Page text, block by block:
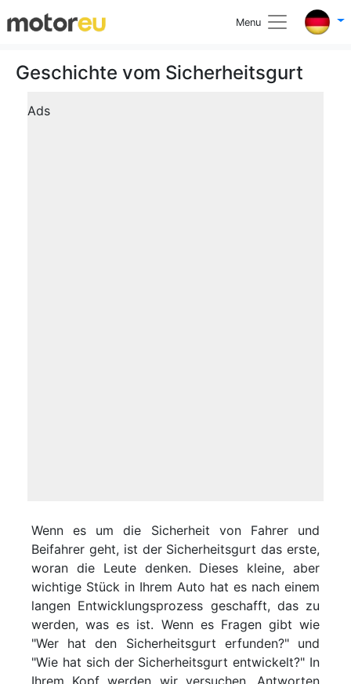
Menu
Geschichte vom Sicherheitsgurt
Ads
Wenn es um die Sicherheit von Fahrer und
Beifahrer geht, ist der Sicherheitsgurt das erste,
woran die Leute denken. Dieses kleine, aber
wichtige Stück in Ihrem Auto hat es nach einem
langen Entwicklungsprozess geschafft, das zu
werden, was es ist. Wenn es Fragen gibt wie
"Wer hat den Sicherheitsgurt erfunden?" und
"Wie hat sich der Sicherheitsgurt entwickelt?" In
Ihrem Kopf werden wir versuchen, Antworten